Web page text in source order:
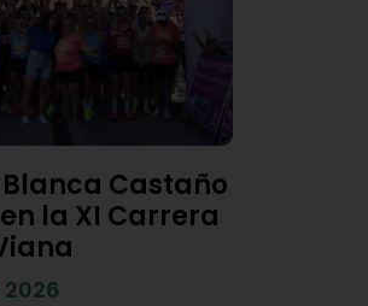
Blanca Castaño
la XI Carrera